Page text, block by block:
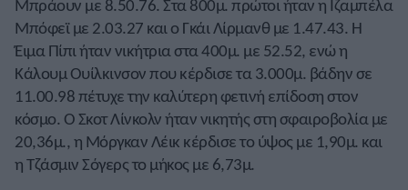
Μπράουν με 8.50.76. Στα 800μ. πρώτοι ήταν η Ιζαμπέλα
Μπόφεϊ με 2.03.27 και ο Γκάι Λίρμανθ με 1.47.43. Η
Έιμα Πίπι ήταν νικήτρια στα 400μ. με 52.52, ενώ η
Κάλουμ Ουίλκινσον που κέρδισε τα 3.000μ. βάδην σε
11.00.98 πέτυχε την καλύτερη φετινή επίδοση στον
κόσμο. Ο Σκοτ Λίνκολν ήταν νικητής στη σφαιροβολία με
20,36μ., η Μόργκαν Λέικ κέρδισε το ύψος με 1,90μ. και
η Τζάσμιν Σόγερς το μήκος με 6,73μ.